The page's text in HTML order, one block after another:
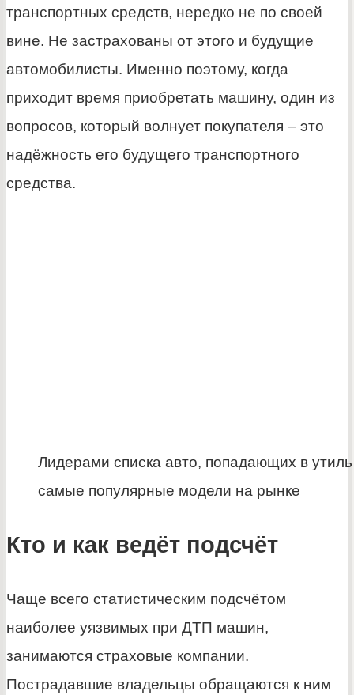
транспортных средств, нередко не по своей
вине. Не застрахованы от этого и будущие
автомобилисты. Именно поэтому, когда
приходит время приобретать машину, один из
вопросов, который волнует покупателя – это
надёжность его будущего транспортного
средства.
Лидерами списка авто, попадающих в
самые популярные модели на рынке
Кто и как ведёт подсчёт
Чаще всего статистическим подсчётом
наиболее уязвимых при ДТП машин,
занимаются страховые компании.
Пострадавшие владельцы обращаются к ним